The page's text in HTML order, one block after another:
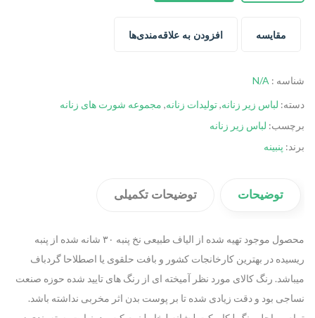
مقایسه افزودن به علاقه‌مندی‌ها
شناسه : N/A
دسته: لباس زیر زنانه,تولیدات زنانه, مجموعه شورت های زنانه
برچسب: لباس زیر زنانه
برند: پنبینه
توضیحات توضیحات تکمیلی
محصول موجود تهیه شده از الیاف طبیعی نخ پنبه ۳۰ شانه شده از پنبه
ریسیده در بهترین کارخانجات کشور و بافت حلقوی یا اصطلاحا گردباف
میباشد. رنگ کالای مورد نظر آمیخته ای از رنگ های تایید شده حوزه صنعت
نساجی بود و دقت زیادی شده تا بر پوست بدن اثر مخربی نداشته باشد.